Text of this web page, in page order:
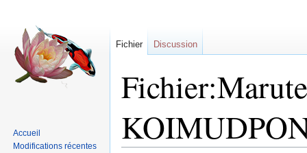
Fichier Discussion
Accueil
Modifications récentes